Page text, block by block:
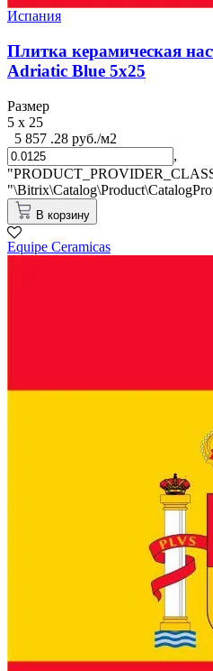
Испания
Плитка керамическая
Adriatic Blue 5х25
Размер
5 x 25
5 857 .28 руб./м2
,
В корзину
Equipe Cerаmicas